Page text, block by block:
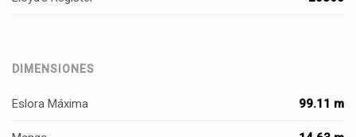
DIMENSIONES
Eslora Máxima 99.11 m